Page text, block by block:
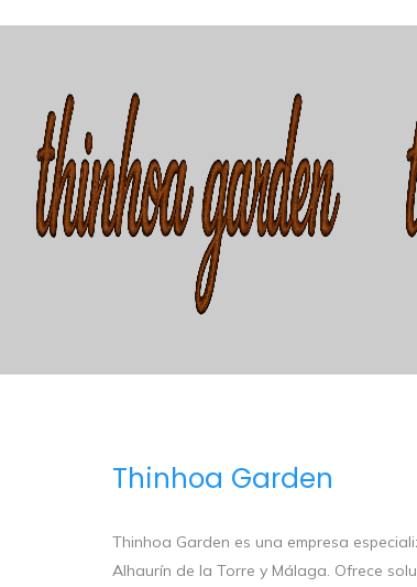
Thinhoa Garden
Thinhoa Garden es una empresa
Alhaurín de la Torre y Málaga. Ofrece